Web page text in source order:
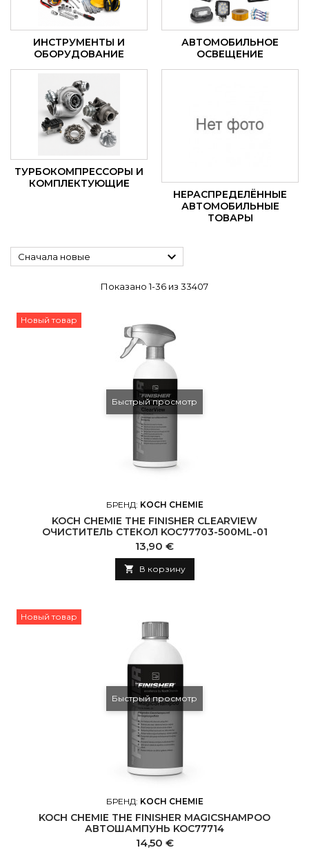
ИНСТРУМЕНТЫ И
ОБОРУДОВАНИЕ
АВТОМОБИЛЬНОЕ
ОСВЕЩЕНИЕ
ТУРБОКОМПРЕССОРЫ И
КОМПЛЕКТУЮЩИЕ
НЕРАСПРЕДЕЛЁННЫЕ
АВТОМОБИЛЬНЫЕ
ТОВАРЫ
Сначала новые 
Показано 1-36 из 33407
Новый товар
Быстрый просмотр
БРЕНД: KOCH CHEMIE
KOCH CHEMIE THE FINISHER CLEARVIEW
ОЧИСТИТЕЛЬ СТЕКОЛ KOC77703-500ML-01
Цена
13,90 €
 В корзину
Новый товар
Быстрый просмотр
БРЕНД: KOCH CHEMIE
KOCH CHEMIE THE FINISHER MAGICSHAMPOO
АВТОШАМПУНЬ KOC77714
Цена
14,50 €